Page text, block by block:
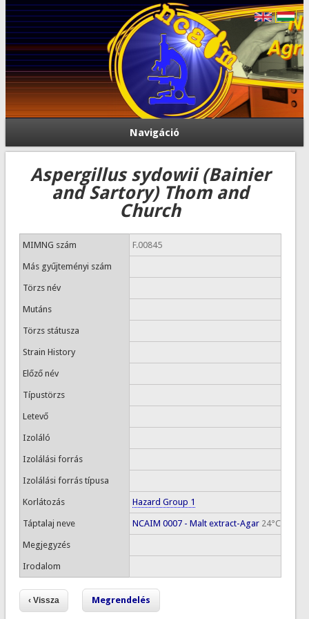
Navigáció
Aspergillus sydowii (Bainier
and Sartory) Thom and
Church
MIMNG szám F.00845
Más gyűjteményi szám
Törzs név
Mutáns
Törzs státusza
Strain History
Előző név
Típustörzs
Letevő
Izoláló
Izolálási forrás
Izolálási forrás típusa
Korlátozás Hazard Group 1
Táptalaj neve NCAIM 0007 - Malt extract-Agar24°C
Megjegyzés
Irodalom
Megrendelés